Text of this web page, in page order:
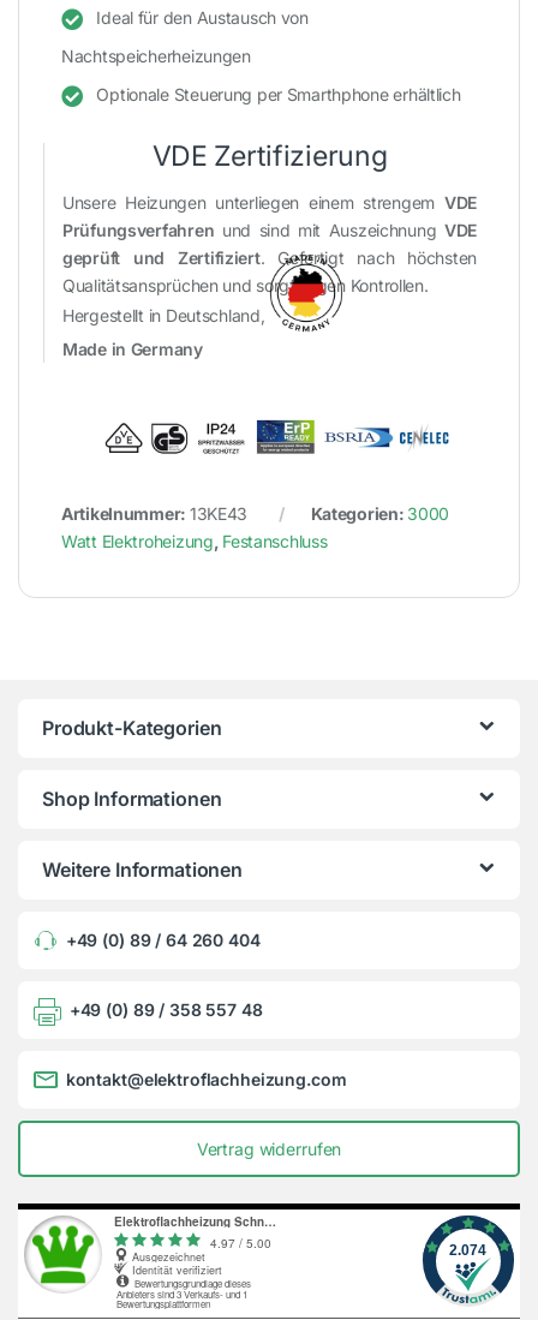
Ideal für den Austausch von
Nachtspeicherheizungen
Optionale Steuerung per Smarthphone erhältlich
VDE Zertifizierung
Unsere Heizungen unterliegen einem strengem VDE
Prüfungsverfahren und sind mit Auszeichnung VDE
geprüft und Zertifiziert. Gefertigt nach höchsten
Qualitätsansprüchen und sorgfältigen Kontrollen.
Hergestellt in Deutschland,
Made in Germany
Artikelnummer: 13KE43 Kategorien: 3000
Watt Elektroheizung, Festanschluss
Produkt-Kategorien
Shop Informationen
Weitere Informationen
+49 (0) 89 / 64 260 404
+49 (0) 89 / 358 557 48
kontakt@elektroflachheizung.com
Vertrag widerrufen